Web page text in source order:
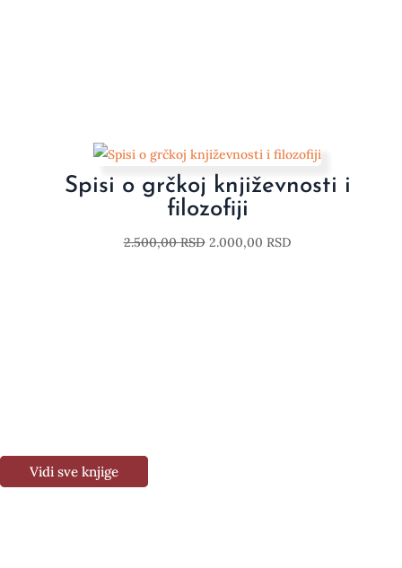
Spisi o grčkoj književnosti i
filozofiji
2.500,00RSD 2.000,00 RSD
Vidi sve knjige